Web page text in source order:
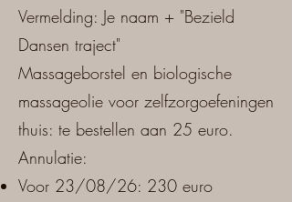
Vermelding: Je naam + "Bezield
Dansen traject"
Massageborstel en biologische
massageolie voor zelfzorgoefeningen
thuis: te bestellen aan 25 euro.
Annulatie:
Voor 23/08/26: 230 euro